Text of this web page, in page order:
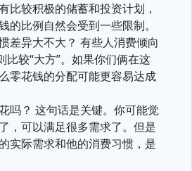
比较积极的储蓄和投资计划，
的比例自然会受到一些限制。
差异大不大？ 有些人消费倾向
比较“大方”。如果你们俩在这
零花钱的分配可能更容易达成
吗？ 这句话是关键。你可能觉
，可以满足很多需求了。但是
实际需求和他的消费习惯，是